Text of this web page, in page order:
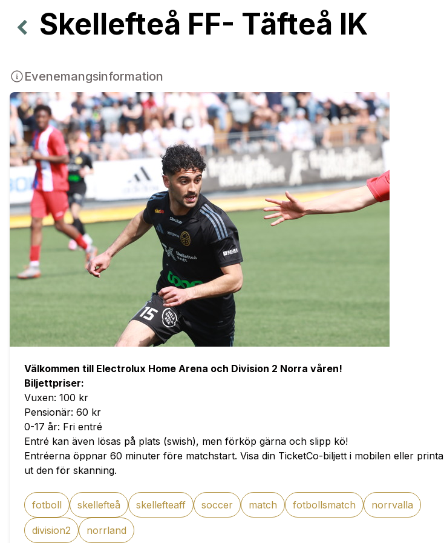
Skellefteå FF- Täfteå IK
Evenemangsinformation
Välkommen till Electrolux Home Arena och Division 2 Norra våren!
Biljettpriser:
Vuxen: 100 kr
Pensionär: 60 kr
0-17 år: Fri entré
Entré kan även lösas på plats (swish), men förköp gärna och slipp kö!
Entréerna öppnar 60 minuter före matchstart. Visa din TicketCo-biljett i mobilen eller printa
ut den för skanning.
fotboll skellefteå skellefteaff soccer match fotbollsmatch norrvalla
division2 norrland